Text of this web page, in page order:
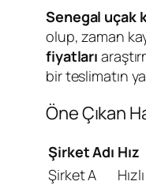
Senegal uçak
olup, zaman
fiyatları
bir teslimatın
Öne Çıkan
Şirket Adı Hız
Şirket A
Hızlı